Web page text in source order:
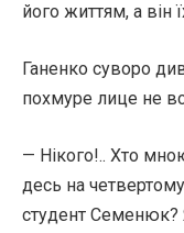
його життям, а він
Ганенко суворо
похмуре лице не
— Нікого!.. Хто
десь на
студент Семенюк?